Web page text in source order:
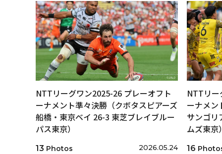
NTTリーグワン2025-26 プレーオフト
ーナメント準々決勝（クボタスピアーズ
船橋・東京ベイ 26-3 東芝ブレイブルー
パス東京）
13 Photos 2026.05.24
NTTリー
ーナメン
サンゴリ
ムズ東京
16